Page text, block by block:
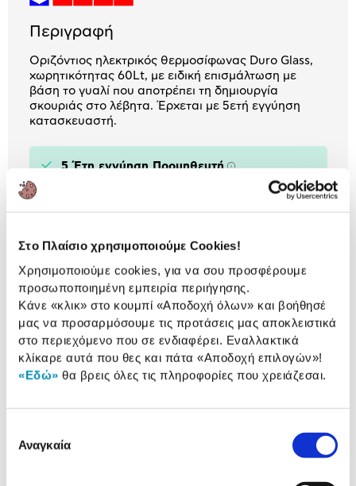
Στο Πλαίσιο χρησιμοποιούμε Cookies!
Χρησιμοποιούμε cookies, για να σου προσφέρουμε
προσωποποιημένη εμπειρία περιήγησης.
Κάνε «κλικ» στο κουμπί «Αποδοχή όλων» και βοήθησέ
μας να προσαρμόσουμε τις προτάσεις μας αποκλειστικά
στο περιεχόμενο που σε ενδιαφέρει. Εναλλακτικά
κλίκαρε αυτά που θες και πάτα «Αποδοχή επιλογών»!
«Εδώ» θα βρεις όλες τις πληροφορίες που χρειάζεσαι.
συγκατάθεσης
Αναγκαία
Περιγραφή
Οριζόντιος ηλεκτρικός θερμοσίφωνας Duro Glass,
χωρητικότητας 60Lt, με ειδική επισμάλτωση με
βάση το γυαλί που αποτρέπει τη δημιουργία
σκουριάς στο λέβητα. Έρχεται με 5ετή εγγύηση
κατασκευαστή.
5 Έτη εγγύηση Προμηθευτή Πληροφορίες
Χαρακτηριστικά
Τύπος:
Καταλληλότητα Ατόμων: 2-3
Χωρητικότητα: 60 Lt
Αναλυτική
Αναλυτική παρουσίαση
προϊόντος
Χαρακτηριστικά